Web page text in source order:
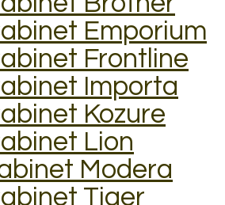
Emporium
Frontline
Importa
Kozure
Lion
Modera
Tiger